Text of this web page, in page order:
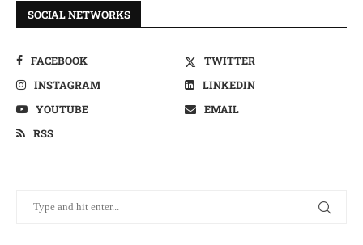
SOCIAL NETWORKS
FACEBOOK
TWITTER
INSTAGRAM
LINKEDIN
YOUTUBE
EMAIL
RSS